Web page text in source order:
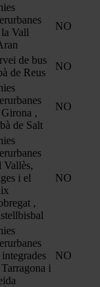
Vall
NO
de bus
de Reus
NO
,
de Salt
NO
Vallès,
i el
,
NO
integrades
i
NO